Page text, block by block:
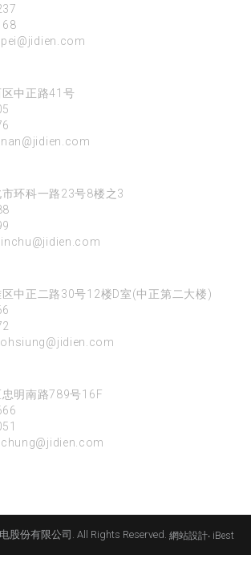
中正路41号
环科一路23号8楼之3
中正二路30号12楼D室(中正第二大楼)
明南路789号16F
股份有限公司. All Rights Reserved. 網站設計‧ iBest